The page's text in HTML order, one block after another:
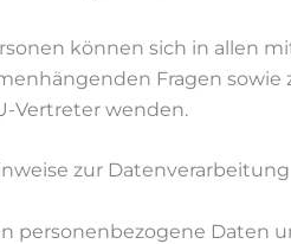
können sich in allen
Fragen
Vertreter wenden.
zur Datenverarbeitung
personenbezogene Daten